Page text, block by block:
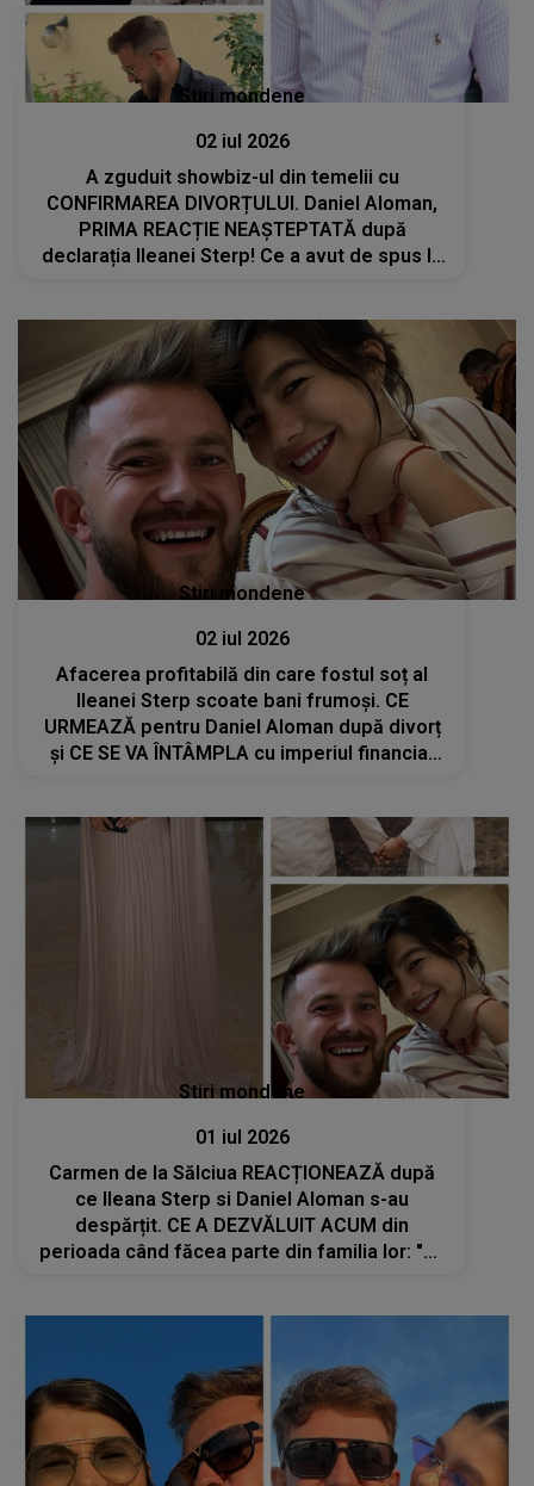
Stiri mondene
02 iul 2026
A zguduit showbiz-ul din temelii cu
CONFIRMAREA DIVORȚULUI. Daniel Aloman,
PRIMA REACȚIE NEAȘTEPTATĂ după
declarația Ileanei Sterp! Ce a avut de spus la
Stiri mondene
02 iul 2026
Afacerea profitabilă din care fostul soț al
Ileanei Sterp scoate bani frumoși. CE
URMEAZĂ pentru Daniel Aloman după divorț
și CE SE VA ÎNTÂMPLA cu imperiul financiar
Stiri mondene
01 iul 2026
Carmen de la Sălciua REACȚIONEAZĂ după
ce Ileana Sterp si Daniel Aloman s-au
despărțit. CE A DEZVĂLUIT ACUM din
perioada când făcea parte din familia lor: "Vă